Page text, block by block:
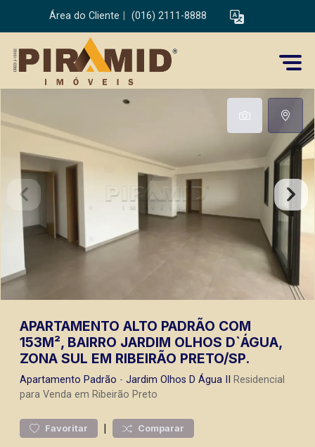
Área do Cliente (016) 2111-8888
APARTAMENTO ALTO PADRÃO COM
153M², BAIRRO JARDIM OLHOS D`ÁGUA,
ZONA SUL EM RIBEIRÃO PRETO/SP.
Apartamento Padrão - Jardim Olhos D Água II
Residencial
para Venda em Ribeirão Preto
Favoritar | Comparar